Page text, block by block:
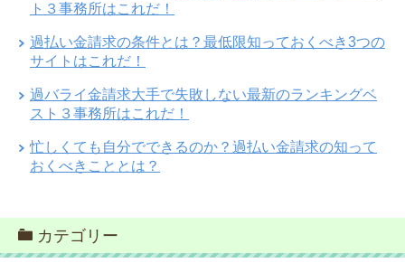
ト３事務所はこれだ！
過払い金請求の条件とは？最低限知っておくべき3つの
サイトはこれだ！
過バライ金請求大手で失敗しない最新のランキングベ
スト３事務所はこれだ！
忙しくても自分でできるのか？過払い金請求の知って
おくべきこととは？
カテゴリー